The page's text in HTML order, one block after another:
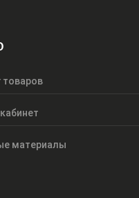
товаров
материалы